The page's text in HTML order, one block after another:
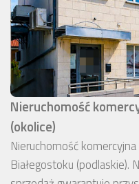
Nieruchomość
(okolice)
Nieruchomość
Białegostoku (podlaskie).